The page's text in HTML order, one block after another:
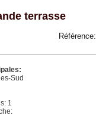
terrasse
Référence:
Sud
1